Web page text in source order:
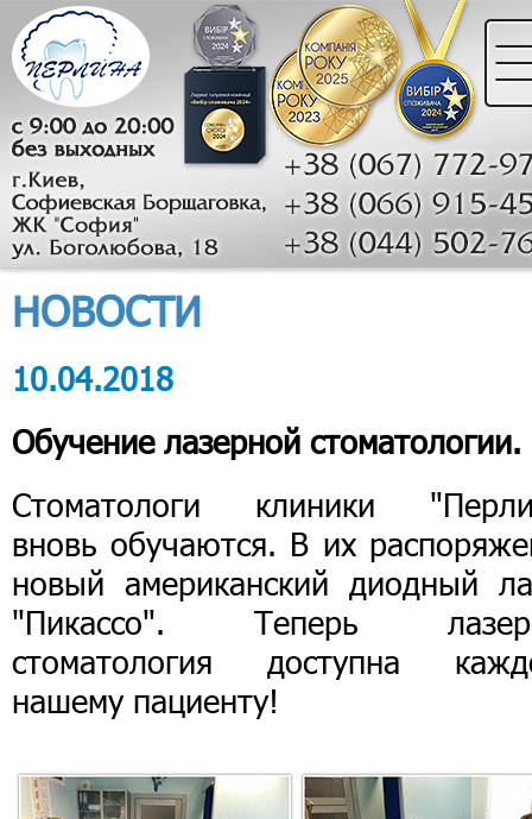
НОВОСТИ
10.04.2018
Обучение лазерной стоматологии.
Стоматологи клиники
вновь обучаются. В их
новый американский диодный
"Пикассо". Теперь
стоматология доступна
нашему пациенту!